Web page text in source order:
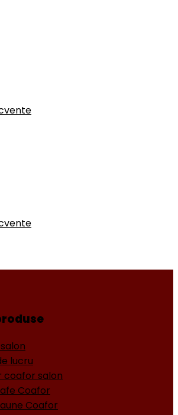
lucru
coafor salon
Coafor
Coafor